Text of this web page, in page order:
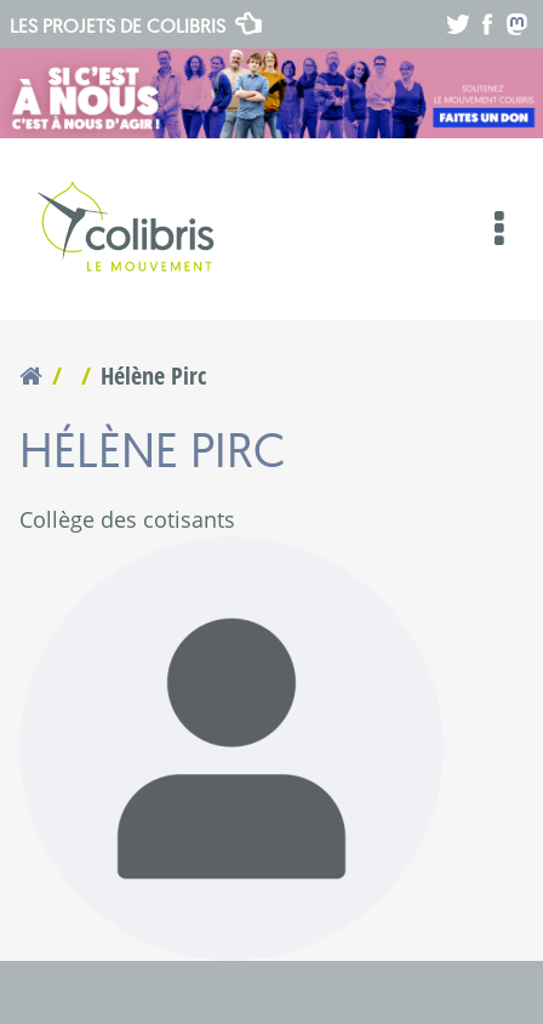
LES PROJETS DE COLIBRIS
Vous êtes ici
Hélène Pirc
HÉLÈNE PIRC
Collège des cotisants